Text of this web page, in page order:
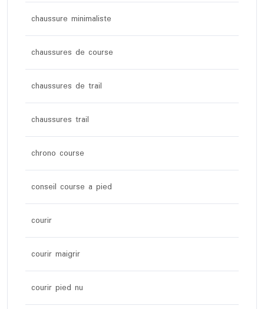
chaussure minimaliste
chaussures de course
chaussures de trail
chaussures trail
chrono course
conseil course a pied
courir
courir maigrir
courir pied nu